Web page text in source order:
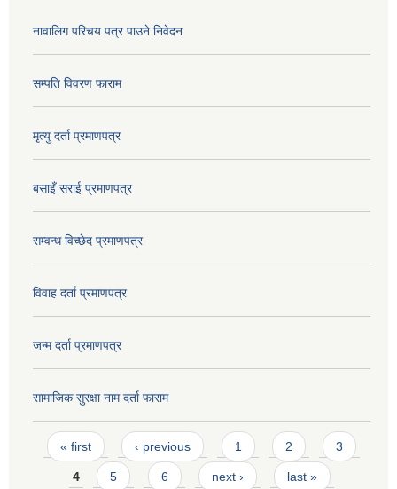
नावालिग परिचय पत्र पाउने निवेदन
सम्पति विवरण फाराम
मृत्यु दर्ता प्रमाणपत्र
बसाइँ सराई प्रमाणपत्र
सम्वन्ध विच्छेद प्रमाणपत्र
विवाह दर्ता प्रमाणपत्र
जन्म दर्ता प्रमाणपत्र
सामाजिक सुरक्षा नाम दर्ता फाराम
Pages
« first ‹ previous 1 2 3
4 5 6 next › last »